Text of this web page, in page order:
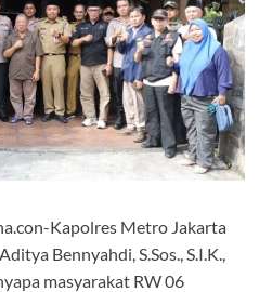
Kapolres Metro Jakarta
Bennyahdi, S.Sos., S.I.K.,
masyarakat RW 06